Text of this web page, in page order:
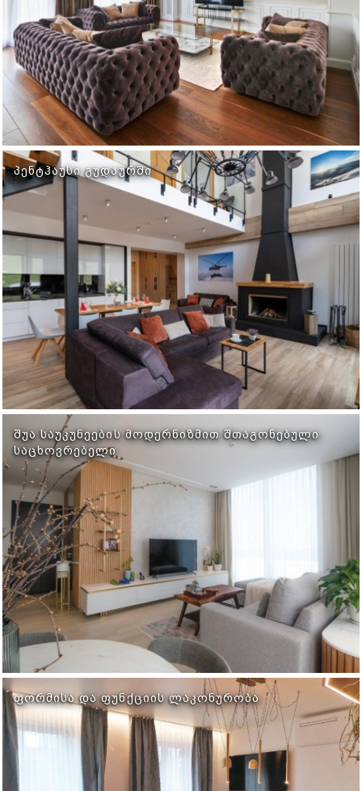
ᲞᲔᲜᲢᲰᲐᲣᲡᲘ ᲒᲣᲓᲐᲣᲠᲨᲘ
ᲨᲣᲐ ᲡᲐᲣᲙᲣᲜᲔᲔᲑᲘᲡ ᲛᲝᲓᲔᲠᲜᲘᲖᲛᲘᲗ ᲨᲗᲐᲒᲝᲜᲔᲑᲣᲚᲘ
ᲡᲐᲪᲮᲝᲕᲠᲔᲑᲔᲚᲘ
ᲤᲝᲠᲛᲘᲡᲐ ᲓᲐ ᲤᲣᲜᲥᲪᲘᲘᲡ ᲚᲐᲙᲝᲜᲣᲠᲝᲑᲐ